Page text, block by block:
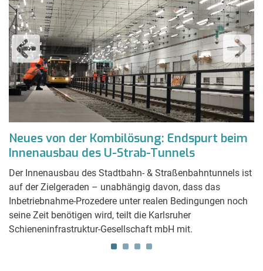
Neues von der Kombilösung: Endspurt beim
Innenausbau des U-Strab-Tunnels
Der Innenausbau des Stadtbahn- & Straßenbahntunnels ist
auf der Zielgeraden – unabhängig davon, dass das
Inbetriebnahme-Prozedere unter realen Bedingungen noch
seine Zeit benötigen wird, teilt die Karlsruher
Schieneninfrastruktur-Gesellschaft mbH mit.